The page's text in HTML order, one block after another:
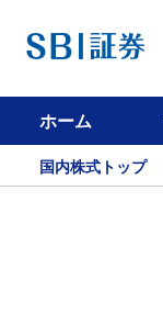
ホーム
国内株式トップ